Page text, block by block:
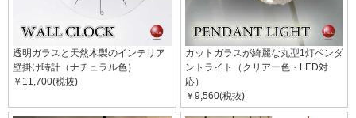
透明ガラスと天然木製のインテリア
壁掛け時計（ナチュラル色）
￥11,700(税抜)
カットガラスが綺麗な丸型1灯ペンダ
ントライト（クリアー色・LED対
応）
￥9,560(税抜)